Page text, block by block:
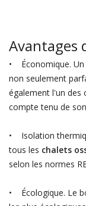
Avantages
• Économique. Un
non seulement
également l'un des
compte tenu de
• Isolation
tous les chalets
selon les normes
• Écologique. Le